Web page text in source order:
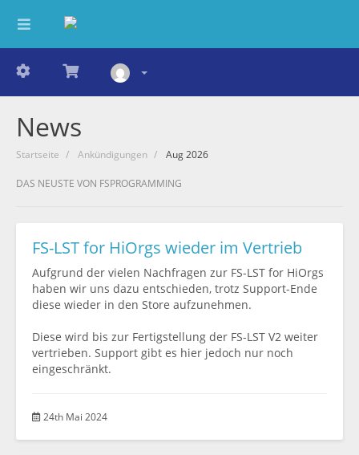
News
Startseite Ankündigungen Aug 2026
DAS NEUSTE VON FSPROGRAMMING
FS-LST for HiOrgs wieder im Vertrieb
Aufgrund der vielen Nachfragen zur FS-LST for HiOrgs
haben wir uns dazu entschieden, trotz Support-Ende
diese wieder in den Store aufzunehmen.
Diese wird bis zur Fertigstellung der FS-LST V2 weiter
vertrieben. Support gibt es hier jedoch nur noch
eingeschränkt.
24th Mai 2024